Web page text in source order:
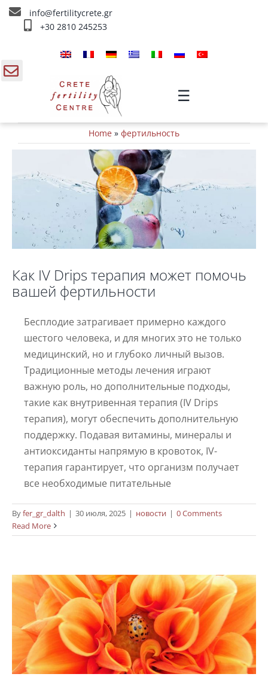
Skip
info@fertilitycrete.gr
+30 2810 245253
☰
Главная
Методы Лечения Бесплодия
Омоложение и плодородие
Внутривенное лечение
Контакты
Home » фертильность
Как IV Drips терапия может помочь
вашей фертильности
новости
Как IV Drips терапия может помочь
вашей фертильности
Бесплодие затрагивает примерно каждого
шестого человека, и для многих это не только
медицинский, но и глубоко личный вызов.
Традиционные методы лечения играют
важную роль, но дополнительные подходы,
такие как внутривенная терапия (IV Drips
терапия), могут обеспечить дополнительную
поддержку. Подавая витамины, минералы и
антиоксиданты напрямую в кровоток, IV-
терапия гарантирует, что организм получает
все необходимые питательные
Byfer_gr_dalth | 30 июля, 2025 | новости | 0 Comments
Read MoreТерапия экзосомами при женском